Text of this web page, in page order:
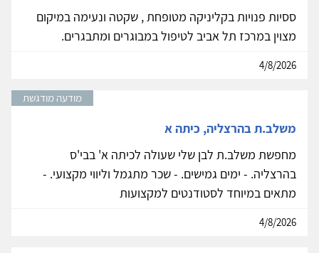
ססיות פנויות בקליניקה מטופחת , שקטה ונעימה במיקום
מצוין במרכז תל אביב לטיפול במבוגרים ומתבגרים.
4/8/2026
מודעה מודגשת
משלב.ת בהרצליה, כיתה א
מחפשת משלב.ת לבן שלי שעולה לכיתה א' בבי'ס
בהרצליה. - ימים גמישים. - שכר מתגמל וליווי מקצועי. -
מתאים במיוחד לסטודנטים למקצועות
4/8/2026